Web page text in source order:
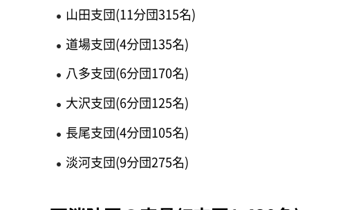
山田支団(11分団315名)
道場支団(4分団135名)
八多支団(6分団170名)
大沢支団(6分団125名)
長尾支団(4分団105名)
淡河支団(9分団275名)